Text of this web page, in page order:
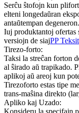
Serĉu ŝtofojn kun
elteni longedaŭran
antaŭtempan degeneron.
Iuj produktantoj
versiojn de siajPP
Tirezo-forto:
Taksi la streĉan forton
al ŝirado aŭ trapikado.
aplikoj aŭ areoj kun
Tirezoforto estas tipe
trans-maŝina direkto
Apliko kaj Uzado:
Konsideru la specifajn